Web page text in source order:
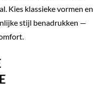
Kies klassieke vormen en
stijl benadrukken —